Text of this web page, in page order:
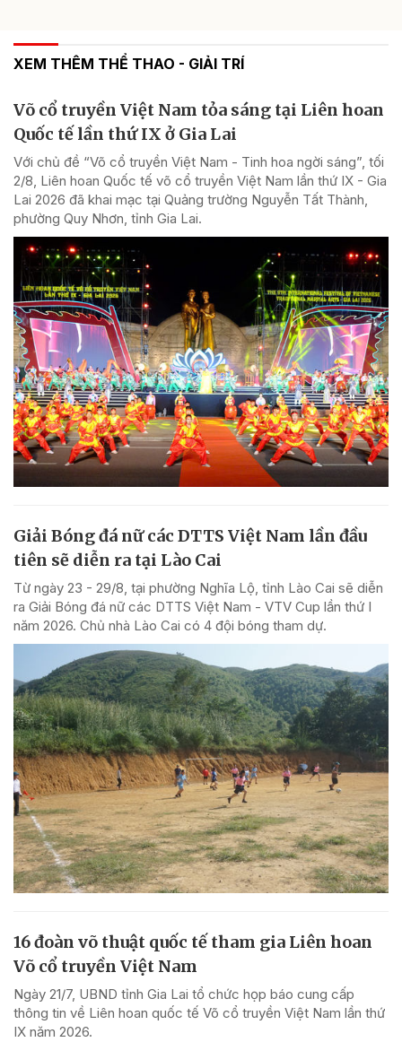
XEM THÊM THỂ THAO - GIẢI TRÍ
Võ cổ truyền Việt Nam tỏa sáng tại Liên hoan
Quốc tế lần thứ IX ở Gia Lai
Với chủ đề “Võ cổ truyền Việt Nam - Tinh hoa ngời sáng”, tối
2/8, Liên hoan Quốc tế võ cổ truyền Việt Nam lần thứ IX - Gia
Lai 2026 đã khai mạc tại Quảng trường Nguyễn Tất Thành,
phường Quy Nhơn, tỉnh Gia Lai.
Giải Bóng đá nữ các DTTS Việt Nam lần đầu
tiên sẽ diễn ra tại Lào Cai
Từ ngày 23 - 29/8, tại phường Nghĩa Lộ, tỉnh Lào Cai sẽ diễn
ra Giải Bóng đá nữ các DTTS Việt Nam - VTV Cup lần thứ I
năm 2026. Chủ nhà Lào Cai có 4 đội bóng tham dự.
16 đoàn võ thuật quốc tế tham gia Liên hoan
Võ cổ truyền Việt Nam
Ngày 21/7, UBND tỉnh Gia Lai tổ chức họp báo cung cấp
thông tin về Liên hoan quốc tế Võ cổ truyền Việt Nam lần thứ
IX năm 2026.